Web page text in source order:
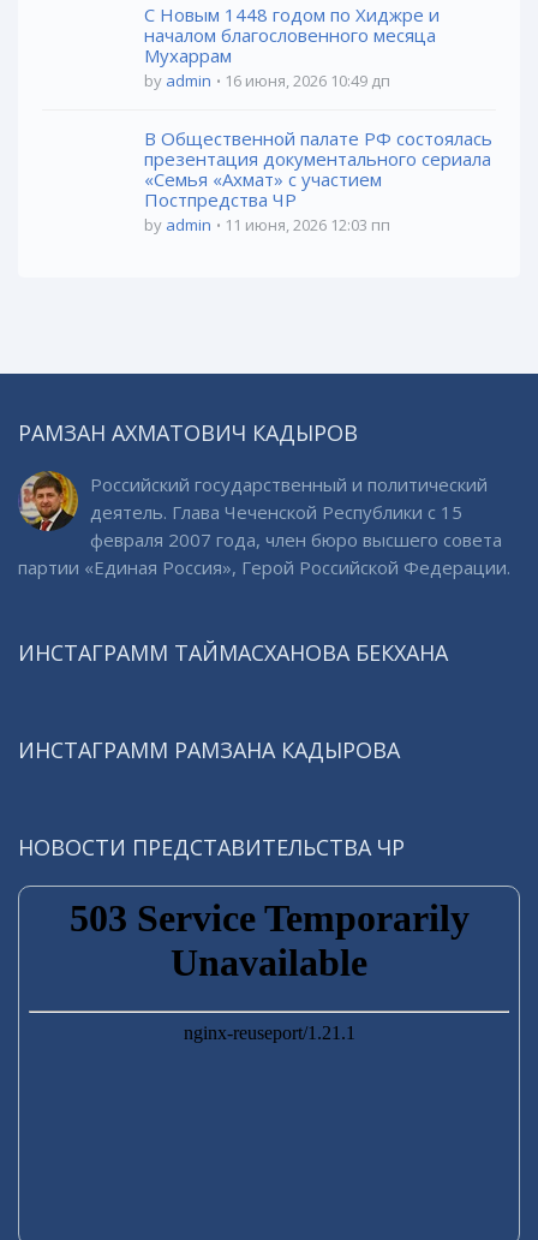
С Новым 1448 годом по Хиджре и
началом благословенного месяца
Мухаррам
by admin 16 июня, 2026 10:49 дп
В Общественной палате РФ состоялась
презентация документального сериала
«Семья «Ахмат» с участием
Постпредства ЧР
by admin 11 июня, 2026 12:03 пп
РАМЗАН АХМАТОВИЧ КАДЫРОВ
Российский государственный и политический
деятель. Глава Чеченской Республики с 15
февраля 2007 года, член бюро высшего совета
партии «Единая Россия», Герой Российской Федерации.
ИНСТАГРАММ ТАЙМАСХАНОВА БЕКХАНА
ИНСТАГРАММ РАМЗАНА КАДЫРОВА
НОВОСТИ ПРЕДСТАВИТЕЛЬСТВА ЧР